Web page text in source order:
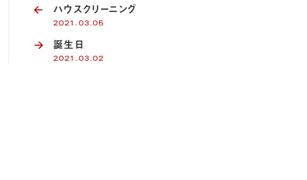
ハウスクリーニング
2021.03.05
誕生日
2021.03.02